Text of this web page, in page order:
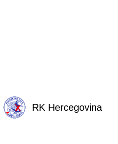
RK Hercegovina